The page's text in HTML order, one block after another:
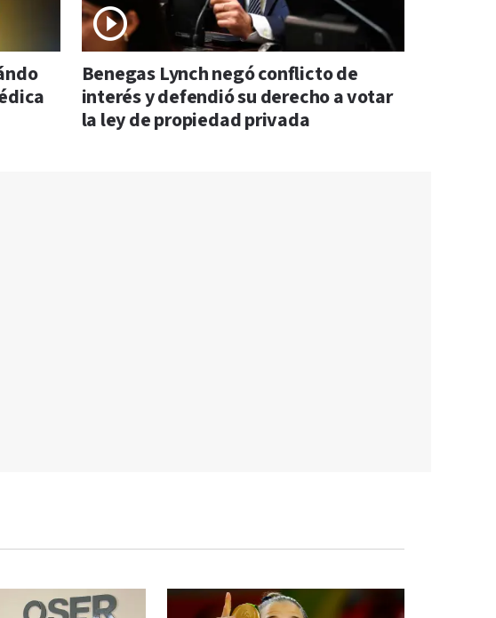
Benegas Lynch negó conflicto de
interés y defendió su derecho a votar
la ley de propiedad privada